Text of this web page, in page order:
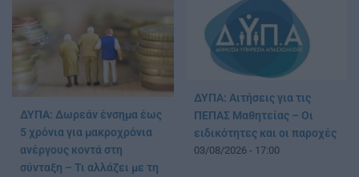
ΔΥΠΑ: Δωρεάν ένσημα έως
5 χρόνια για μακροχρόνια
ανέργους κοντά στη
σύνταξη – Τι αλλάζει με τη
ΔΥΠΑ: Αιτήσεις για τις
ΠΕΠΑΣ Μαθητείας – Οι
ειδικότητες και οι παροχές
03/08/2026 - 17:00